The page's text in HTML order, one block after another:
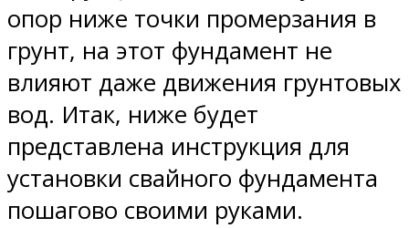
опор ниже точки промерзания в
грунт, на этот фундамент не
влияют даже движения грунтовых
вод. Итак, ниже будет
представлена инструкция для
установки свайного фундамента
пошагово своими руками.